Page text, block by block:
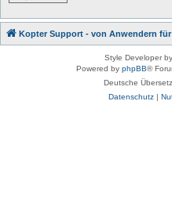
Kopter Support - von Anwendern
Style Developer
Powered by phpBB®
Deutsche
Datenschutz|